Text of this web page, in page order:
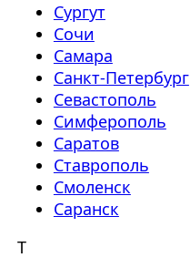
Сургут
Сочи
Самара
Санкт-Петербург
Севастополь
Симферополь
Саратов
Ставрополь
Смоленск
Саранск
Т